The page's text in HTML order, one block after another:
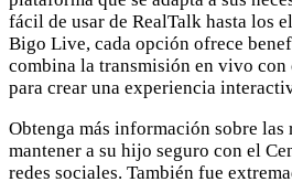
fácil de usar de RealTalk hasta los
Bigo Live, cada opción ofrece
combina la transmisión en vivo con
para crear una experiencia
Obtenga más información sobre las
mantener a su hijo seguro con el
redes sociales. También fue